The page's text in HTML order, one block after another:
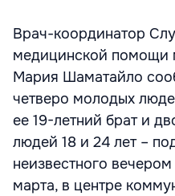
Врач-координатор
медицинской помощи
Мария Шаматайло
четверо молодых
ее 19-летний брат и
людей 18 и 24 лет –
неизвестного
марта, в центре